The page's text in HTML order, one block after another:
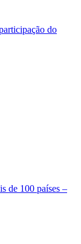
do
de 100 países –